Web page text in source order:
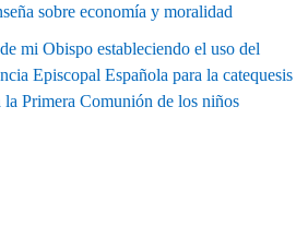
sobre economía y moralidad
mi Obispo estableciendo el uso del
Episcopal Española para la catequesis
la Primera Comunión de los niños